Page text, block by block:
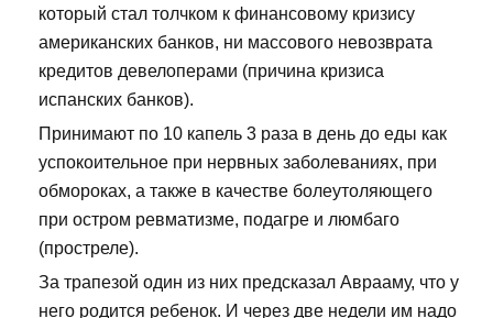
который стал толчком к финансовому кризису
американских банков, ни массового невозврата
кредитов девелоперами (причина кризиса
испанских банков).
Принимают по 10 капель 3 раза в день до еды как
успокоительное при нервных заболеваниях, при
обмороках, а также в качестве болеутоляющего
при остром ревматизме, подагре и люмбаго
(простреле).
За трапезой один из них предсказал Аврааму, что у
него родится ребенок. И через две недели им надо